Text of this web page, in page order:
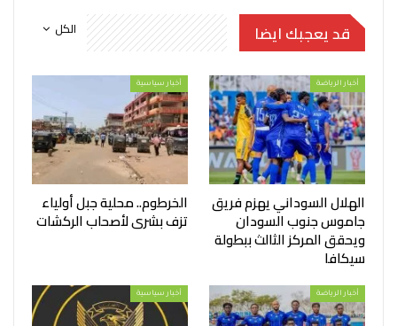
الكل قد يعجبك ايضا
أخبار الرياضة
الهلال السوداني يهزم فريق
جاموس جنوب السودان
ويحقق المركز الثالث ببطولة
سيكافا
أخبار سياسية
الخرطوم.. محلية جبل أولياء
تزف بشرى لأصحاب الركشات
أخبار الرياضة أخبار سياسية